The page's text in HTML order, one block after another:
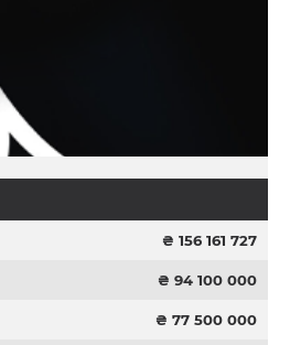
₴ 156 161 727
₴ 94 100 000
₴ 77 500 000